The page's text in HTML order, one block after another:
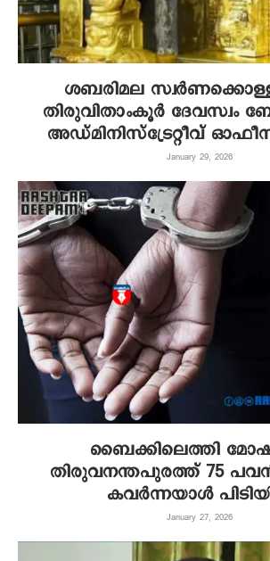
ശബരിമല
തിരുവിതാംകൂര്‍ ദേവസ്വം
അഡ്മിനിസ്ട്രേറ്റീവ്
January 29, 2026
ബൈക്കിലെത്തി
തിരുവനന്തപുരത്ത് 75
കവർന്നയാൾ
January 27, 2026